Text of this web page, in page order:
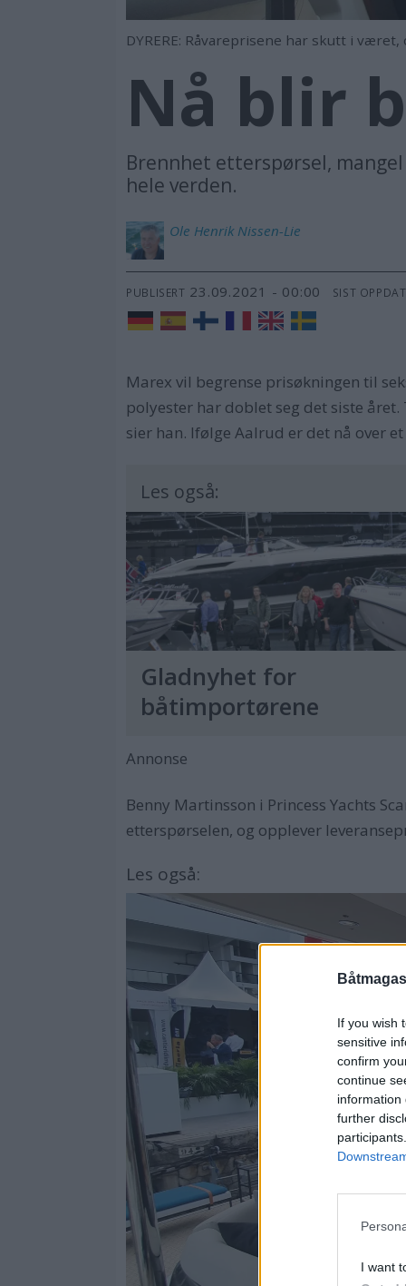
If you wish
sensitive
confirm
continue
information
further
I want
DYRERE: Råvareprisene har skutt i
Nå blir
Brennhet etterspørsel,
hele verden.
Ole Henrik Nissen-Lie
PUBLISERT 23.09.2021 - 00:00 SIST
Marex vil begrense prisøkningen til
polyester har doblet seg det siste
sier han. Ifølge Aalrud er det nå over
Les også:
Gladnyhet for
båtimportørene
Annonse
Benny Martinsson i Princess Yachts
etterspørselen, og opplever
Les også: